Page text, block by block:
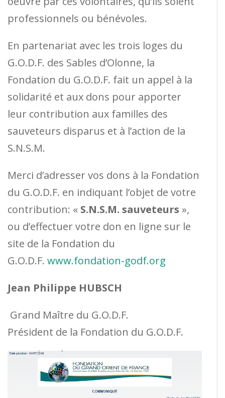
professionnels ou bénévoles.
En partenariat avec les trois loges du
G.O.D.F. des Sables d’Olonne, la
Fondation du G.O.D.F. fait un appel à la
solidarité et aux dons pour apporter
leur contribution aux familles des
sauveteurs disparus et à l’action de la
S.N.S.M.
Merci d’adresser vos dons à la Fondation
du G.O.D.F. en indiquant l’objet de votre
contribution: « S.N.S.M. sauveteurs »,
ou d’effectuer votre don en ligne sur le
site de la Fondation du
G.O.D.F. www.fondation-godf.org
Jean Philippe HUBSCH
Grand Maître du G.O.D.F.
Président de la Fondation du G.O.D.F.